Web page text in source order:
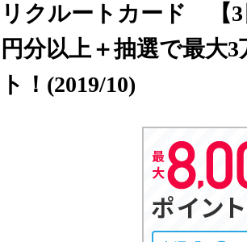
リクルートカード 【3
円分以上＋抽選で最大
ト！(2019/10)